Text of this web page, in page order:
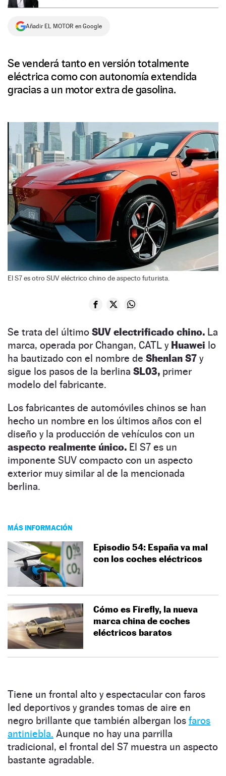
Añadir EL MOTOR en Google
Se venderá tanto en versión totalmente
eléctrica como con autonomía extendida
gracias a un motor extra de gasolina.
El S7 es otro SUV eléctrico chino de aspecto futurista.
Se trata del último SUV electrificado chino. La
marca, operada por Changan, CATL y Huawei lo
ha bautizado con el nombre de Shenlan S7 y
sigue los pasos de la berlina SL03, primer
modelo del fabricante.
Los fabricantes de automóviles chinos se han
hecho un nombre en los últimos años con el
diseño y la producción de vehículos con un
aspecto realmente único. El S7 es un
imponente SUV compacto con un aspecto
exterior muy similar al de la mencionada
berlina.
MÁS INFORMACIÓN
Episodio 54: España va mal
con los coches eléctricos
Cómo es Firefly, la nueva
marca china de coches
eléctricos baratos
Tiene un frontal alto y espectacular con faros
led deportivos y grandes tomas de aire en
negro brillante que también albergan los faros
antiniebla. Aunque no hay una parrilla
tradicional, el frontal del S7 muestra un aspecto
bastante agradable.